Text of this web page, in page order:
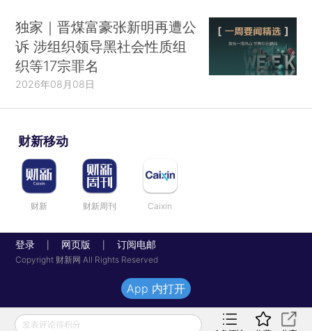
独家｜晋煤富豪张新明再遭公
诉 涉组织领导黑社会性质组
织等17宗罪名
2026年08月08日
财新移动
财新 财新周刊 Caixin
登录 网页版 订阅电邮
Copyright 财新网 All Rights Reserved
发表评论得积分
App 内打开